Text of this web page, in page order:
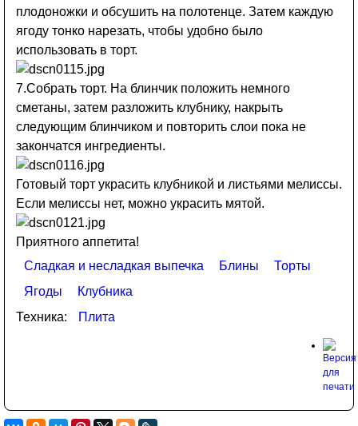
плодоножки и обсушить на полотенце. Затем каждую
ягоду тонко нарезать, чтобы удобно было
использовать в торт.
7.Собрать торт. На блинчик положить немного
сметаны, затем разложить клубнику, накрыть
следующим блинчиком и повторить слои пока не
закончатся ингредиенты.
Готовый торт украсить клубникой и листьями мелиссы.
Если мелиссы нет, можно украсить мятой.
Приятного аппетита!
Сладкая и несладкая выпечка
Блины
Торты
Ягоды
Клубника
Техника:
Плита